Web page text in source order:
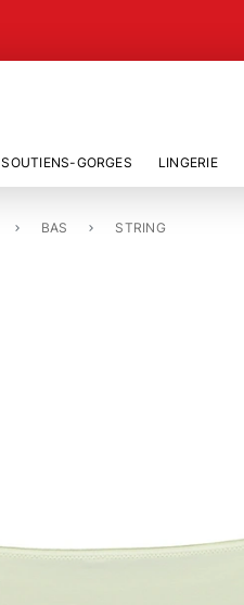
SOUTIENS-GORGES LINGERIE
BAS STRING